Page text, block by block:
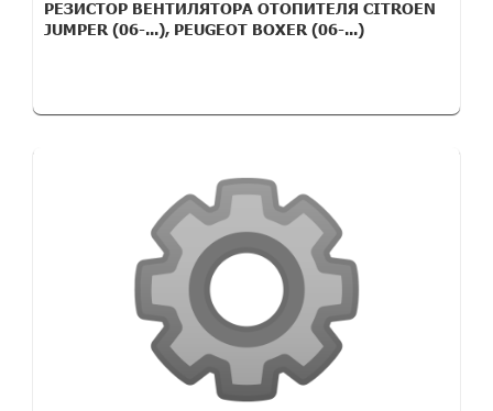
РЕЗИСТОР ВЕНТИЛЯТОРА ОТОПИТЕЛЯ CITROEN
JUMPER (06-...), PEUGEOT BOXER (06-...)